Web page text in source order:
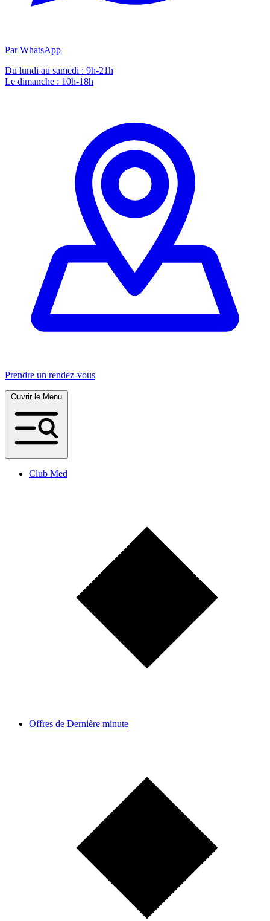
Par WhatsApp
Du lundi au samedi : 9h-21h
Le dimanche : 10h-18h
Prendre un rendez-vous
Club Med
Offres de Dernière minute